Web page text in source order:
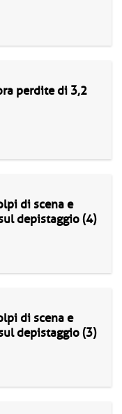
perdite di 3,2
di scena e
depistaggio (4)
di scena e
depistaggio (3)